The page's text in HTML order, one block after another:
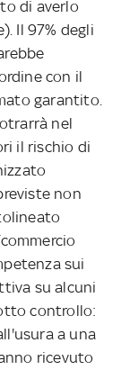
di averlo
Il 97% degli
con il
garantito.
nel
il rischio di
non
sui
su alcuni
controllo:
a una
ricevuto